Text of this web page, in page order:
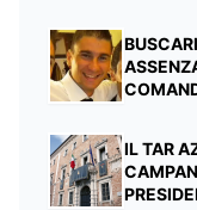
IL TAR